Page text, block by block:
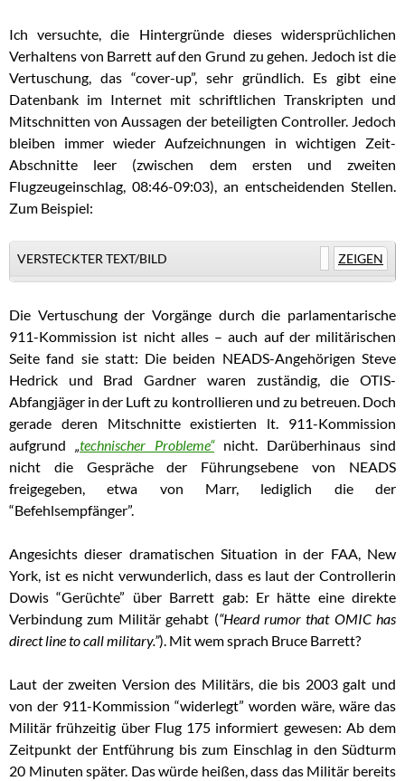
Ich versuchte, die Hintergründe dieses widersprüchlichen
Verhaltens von Barrett auf den Grund zu gehen. Jedoch ist die
Vertuschung, das “cover-up”, sehr gründlich. Es gibt eine
Datenbank im Internet mit schriftlichen Transkripten und
Mitschnitten von Aussagen der beteiligten Controller. Jedoch
bleiben immer wieder Aufzeichnungen in wichtigen Zeit-
Abschnitte leer (zwischen dem ersten und zweiten
Flugzeugeinschlag, 08:46-09:03), an entscheidenden Stellen.
Zum Beispiel:
VERSTECKTER TEXT/BILD ZEIGEN
Die Vertuschung der Vorgänge durch die parlamentarische
911-Kommission ist nicht alles – auch auf der militärischen
Seite fand sie statt: Die beiden NEADS-Angehörigen Steve
Hedrick und Brad Gardner waren zuständig, die OTIS-
Abfangjäger in der Luft zu kontrollieren und zu betreuen. Doch
gerade deren Mitschnitte existierten lt. 911-Kommission
aufgrund „technischer Probleme“nicht. Darüberhinaus sind
nicht die Gespräche der Führungsebene von NEADS
freigegeben, etwa von Marr, lediglich die der
“Befehlsempfänger”.
Angesichts dieser dramatischen Situation in der FAA, New
York, ist es nicht verwunderlich, dass es laut der Controllerin
Dowis “Gerüchte” über Barrett gab: Er hätte eine direkte
Verbindung zum Militär gehabt (“Heard rumor that OMIC has
direct line to call military.”). Mit wem sprach Bruce Barrett?
Laut der zweiten Version des Militärs, die bis 2003 galt und
von der 911-Kommission “widerlegt” worden wäre, wäre das
Militär frühzeitig über Flug 175 informiert gewesen: Ab dem
Zeitpunkt der Entführung bis zum Einschlag in den Südturm
20 Minuten später. Das würde heißen, dass das Militär bereits